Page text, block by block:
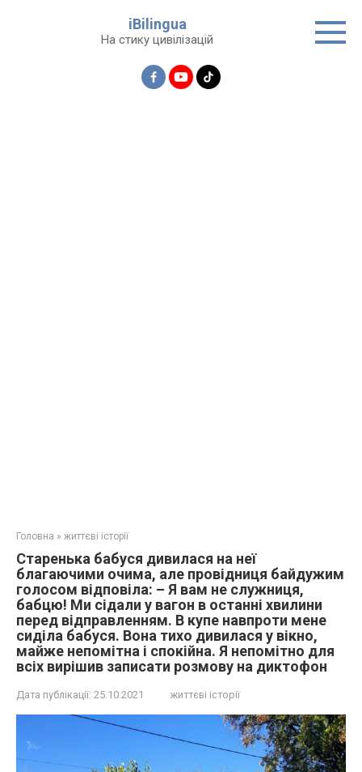
iBilingua
На стику цивілізацій
Головна » життєві історії
Старенька бабуся дивилася на неї
благаючими очима, але провідниця байдужим
голосом відповіла: – Я вам не служниця,
бабцю! Ми сідали у вагон в останні хвилини
перед відправленням. В купе навпроти мене
сиділа бабуся. Вона тихо дивилася у вікно,
майже непомітна і спокійна. Я непомітно для
всіх вирішив записати розмову на диктофон
Дата публікації: 25.10.2021 життєві історії